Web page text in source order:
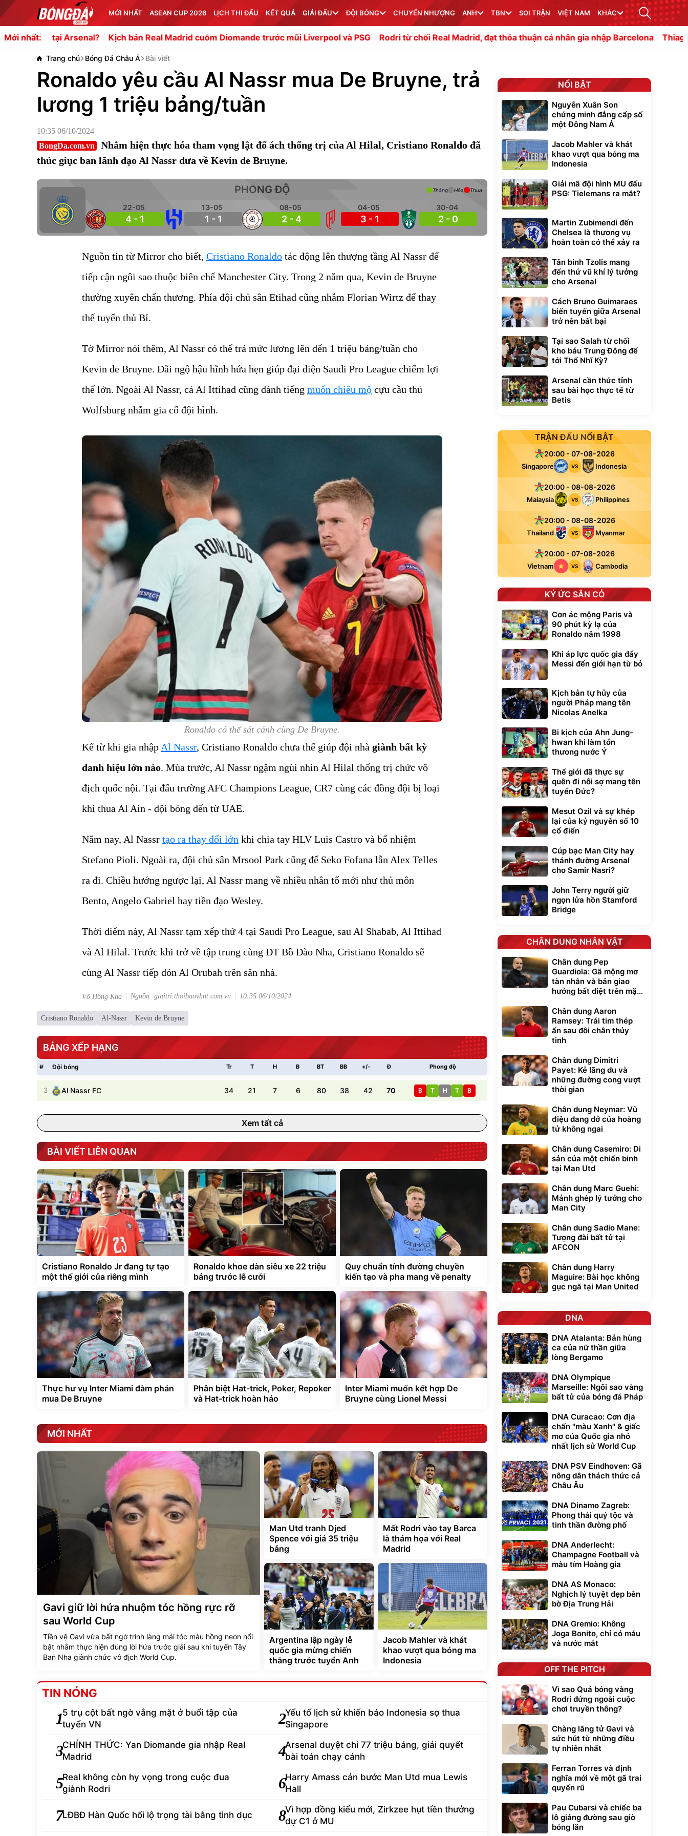
MỚI NHẤT ASEAN CUP 2026 LỊCH THI ĐẤU KẾT QUẢ GIẢI ĐẤU ĐỘI BÓNG CHUYỂN NHƯỢNG ANH TBN SOI TRẬN VIỆT NAM KHÁC
Mới nhất:
Arsenal? Kịch bản Real Madrid cuỗm Diomande trước mũi Liverpool và PSG Rodri từ chối Real Madrid, đạt thỏa thuận cá nhân gia nhập Barcelona Thiago Almada
Trang chủ Bóng Đá Châu Á Bài viết
Ronaldo yêu cầu Al Nassr mua De Bruyne, trả
lương 1 triệu bảng/tuần
10:35 06/10/2024
BongDa.com.vn
Nhằm hiện thực hóa tham vọng lật đổ ách thống trị của Al Hilal, Cristiano Ronaldo đã
thúc giục ban lãnh đạo Al Nassr đưa về Kevin de Bruyne.
PHONG ĐỘ
22-05
4 - 1
13-05
1 - 1
08-05
2 - 4
04-05
3 - 1
30-04
2 - 0
Thắng Hòa Thua
Nguồn tin từ Mirror cho biết, Cristiano Ronaldo tác động lên thượng tầng Al Nassr để
tiếp cận ngôi sao thuộc biên chế Manchester City. Trong 2 năm qua, Kevin de Bruyne
thường xuyên chấn thương. Phía đội chủ sân Etihad cũng nhắm Florian Wirtz để thay
thế tuyển thủ Bỉ.
Tờ Mirror nói thêm, Al Nassr có thể trả mức lương lên đến 1 triệu bảng/tuần cho
Kevin de Bruyne. Đãi ngộ hậu hĩnh hứa hẹn giúp đại diện Saudi Pro League chiếm lợi
thế lớn. Ngoài Al Nassr, cả Al Ittihad cũng đánh tiếng muốn chiêu mộ cựu cầu thủ
Wolfsburg nhằm gia cố đội hình.
Ronaldo có thể sát cánh cùng De Bruyne.
Kể từ khi gia nhập Al Nassr, Cristiano Ronaldo chưa thể giúp đội nhà giành bất kỳ
danh hiệu lớn nào. Mùa trước, Al Nassr ngậm ngùi nhìn Al Hilal thống trị chức vô
địch quốc nội. Tại đấu trường AFC Champions League, CR7 cùng các đồng đội bị loại
khi thua Al Ain - đội bóng đến từ UAE.
Năm nay, Al Nassr tạo ra thay đổi lớn khi chia tay HLV Luis Castro và bổ nhiệm
Stefano Pioli. Ngoài ra, đội chủ sân Mrsool Park cũng để Seko Fofana lẫn Alex Telles
ra đi. Chiều hướng ngược lại, Al Nassr mang về nhiều nhân tố mới như thủ môn
Bento, Angelo Gabriel hay tiền đạo Wesley.
Thời điểm này, Al Nassr tạm xếp thứ 4 tại Saudi Pro League, sau Al Shabab, Al Ittihad
và Al Hilal. Trước khi trở về tập trung cùng ĐT Bồ Đào Nha, Cristiano Ronaldo sẽ
cùng Al Nassr tiếp đón Al Orubah trên sân nhà.
Võ Hồng Kha Nguồn: giaitri.thoibaovhnt.com.vn 10:35 06/10/2024
Cristiano Ronaldo Al-Nassr Kevin de Bruyne
BẢNG XẾP HẠNG
# Đội bóng Tr T H B BT BB +/- Đ Phong độ
3 Al Nassr FC 34 21 7 6 80 38 42 70 B T H T B
Xem tất cả
BÀI VIẾT LIÊN QUAN
Cristiano Ronaldo Jr đang tự tạo
một thế giới của riêng mình
Ronaldo khoe dàn siêu xe 22 triệu
bảng trước lễ cưới
Quy chuẩn tính đường chuyền
kiến tạo và pha mang về penalty
Thực hư vụ Inter Miami đàm phán
mua De Bruyne
Phân biệt Hat-trick, Poker, Repoker
và Hat-trick hoàn hảo
Inter Miami muốn kết hợp De
Bruyne cùng Lionel Messi
MỚI NHẤT
Gavi giữ lời hứa nhuộm tóc hồng rực rỡ
sau World Cup
Tiền vệ Gavi vừa bất ngờ trình làng mái tóc màu hồng neon nổi
bật nhằm thực hiện đúng lời hứa trước giải sau khi tuyển Tây
Ban Nha giành chức vô địch World Cup.
Man Utd tranh Djed
Spence với giá 35 triệu
bảng
Mất Rodri vào tay Barca
là thảm họa với Real
Madrid
Argentina lập ngày lễ
quốc gia mừng chiến
thắng trước tuyển Anh
Jacob Mahler và khát
khao vượt qua bóng ma
Indonesia
TIN NÓNG
15 trụ cột bất ngờ vắng mặt ở buổi tập của
tuyển VN
2Yếu tố lịch sử khiến báo Indonesia sợ thua
Singapore
3CHÍNH THỨC: Yan Diomande gia nhập Real
Madrid
4Arsenal duyệt chi 77 triệu bảng, giải quyết
bài toán chạy cánh
5Real không còn hy vọng trong cuộc đua
giành Rodri
6Harry Amass cản bước Man Utd mua Lewis
Hall
7LĐBĐ Hàn Quốc hối lộ trọng tài bằng tình dục 8Vì hợp đồng kiểu mới, Zirkzee hụt tiền thưởng
dự C1 ở MU
NỔI BẬT
Nguyễn Xuân Son
chứng minh đẳng cấp số
một Đông Nam Á
Jacob Mahler và khát
khao vượt qua bóng ma
Indonesia
Giải mã đội hình MU đấu
PSG: Tielemans ra mắt?
Martin Zubimendi đến
Chelsea là thương vụ
hoàn toàn có thể xảy ra
Tân binh Tzolis mang
đến thứ vũ khí lý tưởng
cho Arsenal
Cách Bruno Guimaraes
biến tuyến giữa Arsenal
trở nên bất bại
Tại sao Salah từ chối
kho báu Trung Đông để
tới Thổ Nhĩ Kỳ?
Arsenal cần thức tỉnh
sau bài học thực tế từ
Betis
TRẬN ĐẤU NỔI BẬT
20:00 - 07-08-2026
Singapore VS Indonesia
20:00 - 08-08-2026
Malaysia VS Philippines
20:00 - 08-08-2026
Thailand VS Myanmar
20:00 - 07-08-2026
Vietnam VS Cambodia
KÝ ỨC SÂN CỎ
Cơn ác mộng Paris và
90 phút kỳ lạ của
Ronaldo năm 1998
Khi áp lực quốc gia đẩy
Messi đến giới hạn từ bỏ
Kịch bản tự hủy của
người Pháp mang tên
Nicolas Anelka
Bi kịch của Ahn Jung-
hwan khi làm tổn
thương nước Ý
Thế giới đã thực sự
quên đi nỗi sợ mang tên
tuyển Đức?
Mesut Ozil và sự khép
lại của kỷ nguyên số 10
cổ điển
Cúp bạc Man City hay
thánh đường Arsenal
cho Samir Nasri?
John Terry người giữ
ngọn lửa hồn Stamford
Bridge
CHÂN DUNG NHÂN VẬT
Chân dung Pep
Guardiola: Gã mộng mơ
tàn nhẫn và bản giao
hưởng bất diệt trên mặt
Chân dung Aaron
Ramsey: Trái tim thép
ẩn sau đôi chân thủy
tinh
Chân dung Dimitri
Payet: Kẻ lãng du và
những đường cong vượt
thời gian
Chân dung Neymar: Vũ
điệu dang dở của hoàng
tử không ngai
Chân dung Casemiro: Di
sản của một chiến binh
tại Man Utd
Chân dung Marc Guehi:
Mảnh ghép lý tưởng cho
Man City
Chân dung Sadio Mane:
Tượng đài bất tử tại
AFCON
Chân dung Harry
Maguire: Bài học không
gục ngã tại Man United
DNA
DNA Atalanta: Bản hùng
ca của nữ thần giữa
lòng Bergamo
DNA Olympique
Marseille: Ngôi sao vàng
bất tử của bóng đá Pháp
DNA Curacao: Cơn địa
chấn "màu Xanh" & giấc
mơ của Quốc gia nhỏ
nhất lịch sử World Cup
DNA PSV Eindhoven: Gã
nông dân thách thức cả
Châu Âu
DNA Dinamo Zagreb:
Phong thái quý tộc và
tinh thần đường phố
DNA Anderlecht:
Champagne Football và
màu tím Hoàng gia
DNA AS Monaco:
Nghịch lý tuyệt đẹp bên
bờ Địa Trung Hải
DNA Gremio: Không
Joga Bonito, chỉ có máu
và nước mắt
OFF THE PITCH
Vì sao Quả bóng vàng
Rodri đứng ngoài cuộc
chơi truyền thông?
Chàng lãng tử Gavi và
sức hút từ những điều
tự nhiên nhất
Ferran Torres và định
nghĩa mới về một gã trai
quyến rũ
Pau Cubarsi và chiếc ba
lô giảng đường sau giờ
bóng lăn